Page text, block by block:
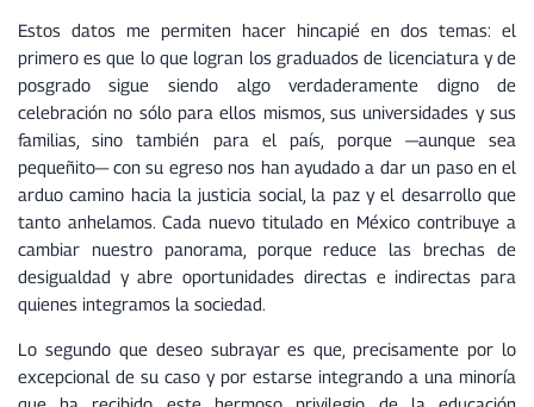
Estos datos me permiten hacer hincapié en dos temas: el
primero es que lo que logran los graduados de licenciatura y de
posgrado sigue siendo algo verdaderamente digno de
celebración no sólo para ellos mismos, sus universidades y sus
familias, sino también para el país, porque —aunque sea
pequeñito— con su egreso nos han ayudado a dar un paso en el
arduo camino hacia la justicia social, la paz y el desarrollo que
tanto anhelamos. Cada nuevo titulado en México contribuye a
cambiar nuestro panorama, porque reduce las brechas de
desigualdad y abre oportunidades directas e indirectas para
quienes integramos la sociedad.
Lo segundo que deseo subrayar es que, precisamente por lo
excepcional de su caso y por estarse integrando a una minoría